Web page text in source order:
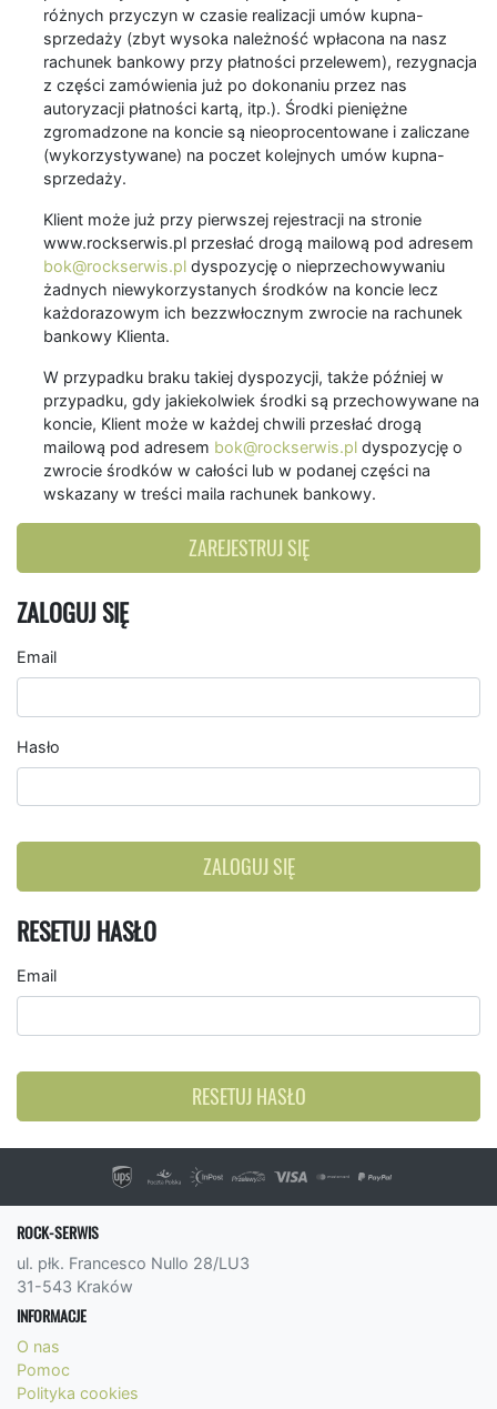
różnych przyczyn w czasie realizacji umów kupna-
sprzedaży (zbyt wysoka należność wpłacona na nasz
rachunek bankowy przy płatności przelewem), rezygnacja
z części zamówienia już po dokonaniu przez nas
autoryzacji płatności kartą, itp.). Środki pieniężne
zgromadzone na koncie są nieoprocentowane i zaliczane
(wykorzystywane) na poczet kolejnych umów kupna-
sprzedaży.
Klient może już przy pierwszej rejestracji na stronie
www.rockserwis.pl przesłać drogą mailową pod adresem
bok@rockserwis.pl dyspozycję o nieprzechowywaniu
żadnych niewykorzystanych środków na koncie lecz
każdorazowym ich bezzwłocznym zwrocie na rachunek
bankowy Klienta.
W przypadku braku takiej dyspozycji, także później w
przypadku, gdy jakiekolwiek środki są przechowywane na
koncie, Klient może w każdej chwili przesłać drogą
mailową pod adresem bok@rockserwis.pl dyspozycję o
zwrocie środków w całości lub w podanej części na
wskazany w treści maila rachunek bankowy.
ZAREJESTRUJ SIĘ
ZALOGUJ SIĘ
Email
Hasło
ZALOGUJ SIĘ
RESETUJ HASŁO
Email
RESETUJ HASŁO
ROCK-SERWIS
ul. płk. Francesco Nullo 28/LU3
31-543 Kraków
INFORMACJE
O nas
Pomoc
Polityka cookies